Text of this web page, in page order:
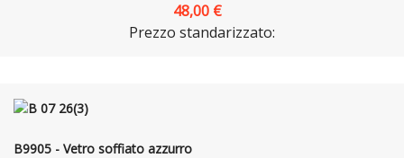
48,00 €
Prezzo standarizzato:
B9905 - Vetro soffiato azzurro